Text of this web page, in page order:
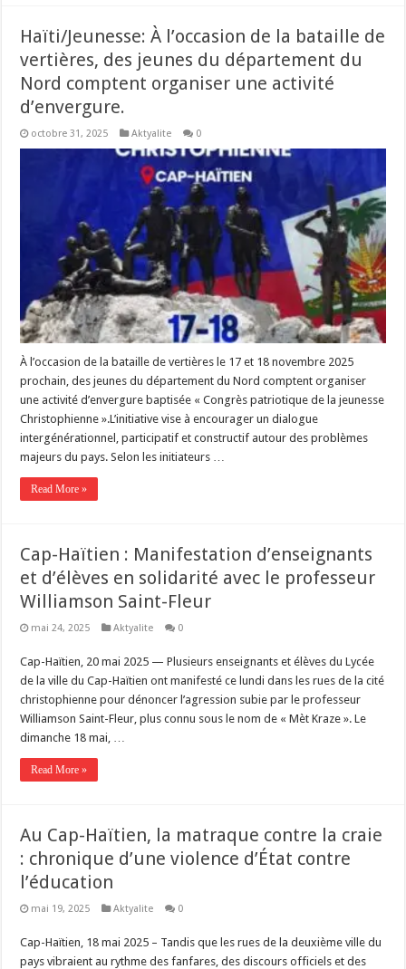
Haïti/Jeunesse: À l’occasion de la bataille de
vertières, des jeunes du département du
Nord comptent organiser une activité
d’envergure.
octobre 31, 2025 Aktyalite 0
À l’occasion de la bataille de vertières le 17 et 18 novembre 2025
prochain, des jeunes du département du Nord comptent organiser
une activité d’envergure baptisée « Congrès patriotique de la jeunesse
Christophienne ».L’initiative vise à encourager un dialogue
intergénérationnel, participatif et constructif autour des problèmes
majeurs du pays. Selon les initiateurs …
Read More »
Cap-Haïtien : Manifestation d’enseignants
et d’élèves en solidarité avec le professeur
Williamson Saint-Fleur
mai 24, 2025 Aktyalite 0
Cap-Haïtien, 20 mai 2025 — Plusieurs enseignants et élèves du Lycée
de la ville du Cap-Haïtien ont manifesté ce lundi dans les rues de la cité
christophienne pour dénoncer l’agression subie par le professeur
Williamson Saint-Fleur, plus connu sous le nom de « Mèt Kraze ». Le
dimanche 18 mai, …
Read More »
Au Cap-Haïtien, la matraque contre la craie
: chronique d’une violence d’État contre
l’éducation
mai 19, 2025 Aktyalite 0
Cap-Haïtien, 18 mai 2025 – Tandis que les rues de la deuxième ville du
pays vibraient au rythme des fanfares, des discours officiels et des